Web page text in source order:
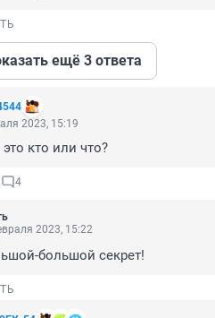
ещё 3 ответа
2023, 15:19
кто или что?
4
2023, 15:22
большой секрет!